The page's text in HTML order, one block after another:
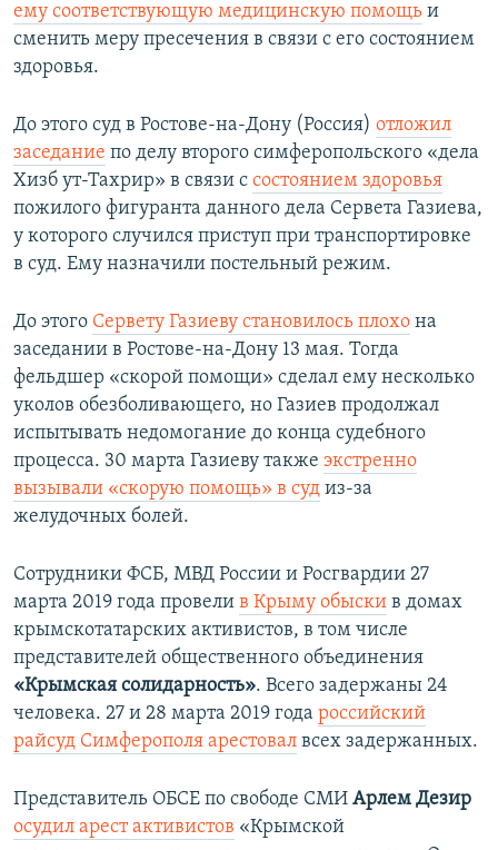
ему соответствующую медицинскую помощь и
сменить меру пресечения в связи с его состоянием
здоровья.
До этого суд в Ростове-на-Дону (Россия) отложил
заседание по делу второго симферопольского «дела
Хизб ут-Тахрир» в связи с состоянием здоровья
пожилого фигуранта данного дела Сервета Газиева,
у которого случился приступ при транспортировке
в суд. Ему назначили постельный режим.
До этого Сервету Газиеву становилось плохо на
заседании в Ростове-на-Дону 13 мая. Тогда
фельдшер «скорой помощи» сделал ему несколько
уколов обезболивающего, но Газиев продолжал
испытывать недомогание до конца судебного
процесса. 30 марта Газиеву также экстренно
вызывали «скорую помощь» в суд из-за
желудочных болей.
Сотрудники ФСБ, МВД России и Росгвардии 27
марта 2019 года провели в Крыму обыски в домах
крымскотатарских активистов, в том числе
представителей общественного объединения
«Крымская солидарность». Всего задержаны 24
человека. 27 и 28 марта 2019 года российский
райсуд Симферополя арестовал всех задержанных.​
Представитель ОБСЕ по свободе СМИ Арлем Дезир
осудил арест активистов «Крымской